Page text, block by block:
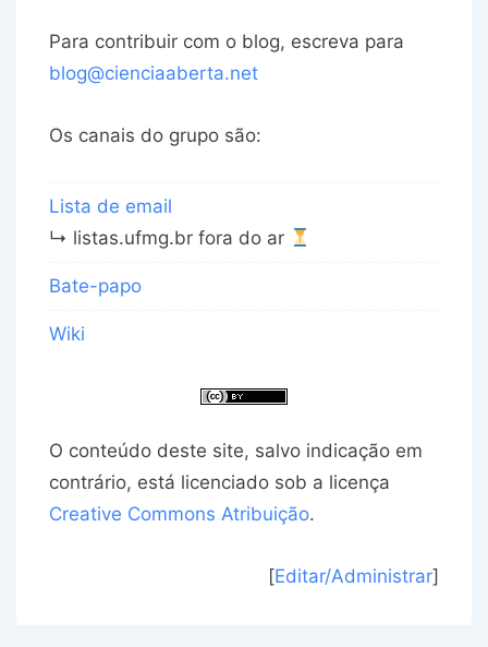
Para contribuir com o blog, escreva para
blog@cienciaaberta.net
Os canais do grupo são:
Lista de email
↳ listas.ufmg.br fora do ar
Bate-papo
Wiki
O conteúdo deste site, salvo indicação em
contrário, está licenciado sob a licença
Creative Commons Atribuição.
[Editar/Administrar]